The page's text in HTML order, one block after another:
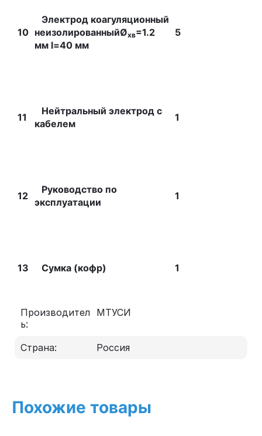
10
Электрод коагуляционный
неизолированныйØхв=1.2
мм l=40 мм
5
11
Нейтральный электрод с
кабелем
1
12
Руководство по
эксплуатации
1
13 Сумка (кофр) 1
Производител
ь:
МТУСИ
Страна: Россия
Похожие товары